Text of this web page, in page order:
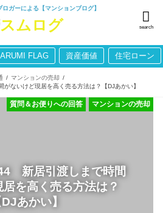
ロガーによる【マンションブログ】
search
FLAG 資産価値 住宅ローン
マンションの売却
ないけど現居を高く売る方法は？【DJあかい】
新居引渡しまで時間
を高く売る方法は？
DJあかい】
マンションの売却
質問＆お便りへの回答